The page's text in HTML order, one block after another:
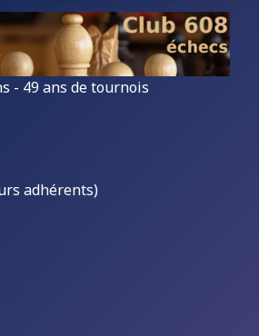
- 49 ans de tournois
adhérents)